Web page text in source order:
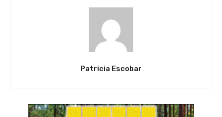
Patricia Escobar